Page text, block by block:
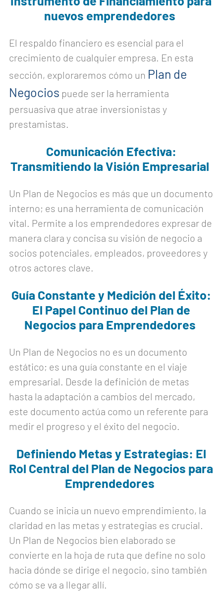
nuevos emprendedores
El respaldo financiero es esencial para el
crecimiento de cualquier empresa. En esta
sección, exploraremos cómo un Plan de
Negocios puede ser la herramienta
persuasiva que atrae inversionistas y
prestamistas.
Comunicación Efectiva:
Transmitiendo la Visión Empresarial
Un Plan de Negocios es más que un documento
interno; es una herramienta de comunicación
vital. Permite a los emprendedores expresar de
manera clara y concisa su visión de negocio a
socios potenciales, empleados, proveedores y
otros actores clave.
Guía Constante y Medición del Éxito:
El Papel Continuo del Plan de
Negocios para Emprendedores
Un Plan de Negocios no es un documento
estático; es una guía constante en el viaje
empresarial. Desde la definición de metas
hasta la adaptación a cambios del mercado,
este documento actúa como un referente para
medir el progreso y el éxito del negocio.
Definiendo Metas y Estrategias: El
Rol Central del Plan de Negocios para
Emprendedores
Cuando se inicia un nuevo emprendimiento, la
claridad en las metas y estrategias es crucial.
Un Plan de Negocios bien elaborado se
convierte en la hoja de ruta que define no solo
hacia dónde se dirige el negocio, sino también
cómo se va a llegar allí.